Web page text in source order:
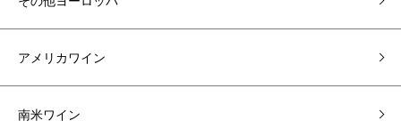
アメリカワイン
南米ワイン